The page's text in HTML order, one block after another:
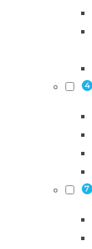
4
7